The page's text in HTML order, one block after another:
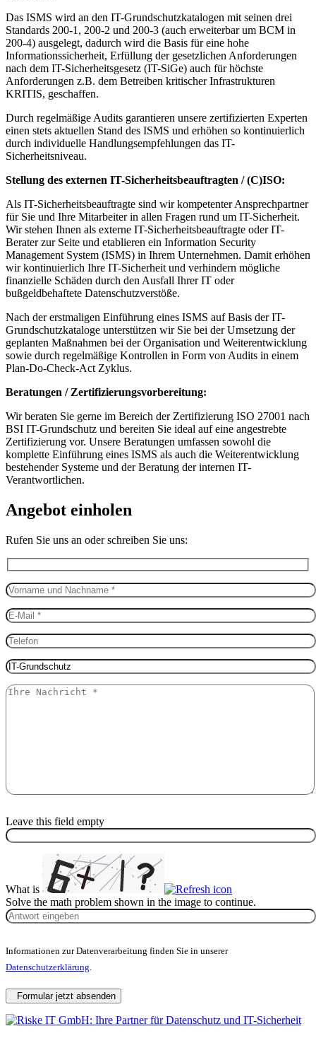
Das ISMS wird an den IT-Grundschutzkatalogen mit seinen drei
Standards 200-1, 200-2 und 200-3 (auch erweiterbar um BCM in
200-4) ausgelegt, dadurch wird die Basis für eine hohe
Informationssicherheit, Erfüllung der gesetzlichen Anforderungen
nach dem IT-Sicherheitsgesetz (IT-SiGe) auch für höchste
Anforderungen z.B. dem Betreiben kritischer Infrastrukturen
KRITIS, geschaffen.
Durch regelmäßige Audits garantieren unsere zertifizierten Experten
einen stets aktuellen Stand des ISMS und erhöhen so kontinuierlich
durch individuelle Handlungsempfehlungen das IT-
Sicherheitsniveau.
Stellung des externen IT-Sicherheitsbeauftragten / (C)ISO:
Als IT-Sicherheitsbeauftragte sind wir kompetenter Ansprechpartner
für Sie und Ihre Mitarbeiter in allen Fragen rund um IT-Sicherheit.
Wir stehen Ihnen als externe IT-Sicherheitsbeauftragte oder IT-
Berater zur Seite und etablieren ein Information Security
Management System (ISMS) in Ihrem Unternehmen. Damit erhöhen
wir kontinuierlich Ihre IT-Sicherheit und verhindern mögliche
finanzielle Schäden durch den Ausfall Ihrer IT oder
bußgeldbehaftete Datenschutzverstöße.
Nach der erstmaligen Einführung eines ISMS auf Basis der IT-
Grundschutzkataloge unterstützen wir Sie bei der Umsetzung der
geplanten Maßnahmen bei der Organisation und Weiterentwicklung
sowie durch regelmäßige Kontrollen in Form von Audits in einem
Plan-Do-Check-Act Zyklus.
Beratungen / Zertifizierungsvorbereitung:
Wir beraten Sie gerne im Bereich der Zertifizierung ISO 27001 nach
BSI IT-Grundschutz und bereiten Sie ideal auf eine angestrebte
Zertifizierung vor. Unsere Beratungen umfassen sowohl die
komplette Einführung eines ISMS als auch die Weiterentwicklung
bestehender Systeme und der Beratung der internen IT-
Verantwortlichen.
Angebot einholen
Rufen Sie uns an oder schreiben Sie uns:
Leave this field empty
What is
Solve the math problem shown in the image to continue.
Informationen zur Datenverarbeitung finden Sie in unserer
Datenschutzerklärung
Formular jetzt absenden